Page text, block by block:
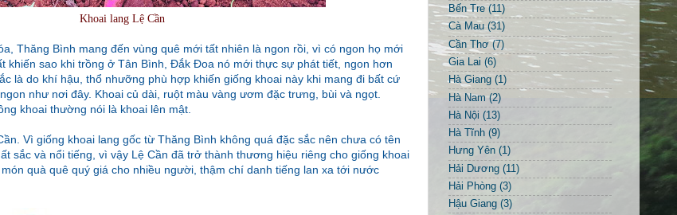
Khoai lang Lệ Cần
Thăng Bình mang đến vùng quê mới tất nhiên là ngon rồi, vì có ngon họ mới
khiến sao khi trồng ở Tân Bình, Đắk Đoa nó mới thực sự phát tiết, ngon hơn
là do khí hậu, thổ nhưỡng phù hợp khiến giống khoai này khi mang đi bất cứ
như nơi đây. Khoai củ dài, ruột màu vàng ươm đặc trưng, bùi và ngọt.
khoai thường nói là khoai lên mật.
Vì giống khoai lang gốc từ Thăng Bình không quá đặc sắc nên chưa có tên
sắc và nổi tiếng, vì vậy Lệ Cần đã trở thành thương hiệu riêng cho giống khoai
quà quê quý giá cho nhiều người, thậm chí danh tiếng lan xa tới nước
Bến Tre (11)
Cà Mau (31)
Cần Thơ (7)
Gia Lai (6)
Hà Giang (1)
Hà Nam (2)
Hà Nội (13)
Hà Tĩnh (9)
Hưng Yên (1)
Hải Dương (11)
Hải Phòng (3)
Hậu Giang (3)